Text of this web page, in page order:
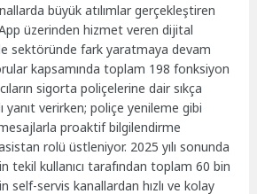
büyük atılımlar gerçekleştiren
üzerinden hizmet veren dijital
sektöründe fark yaratmaya devam
kapsamında toplam 198 fonksiyon
sigorta poliçelerine dair sıkça
yanıt verirken; poliçe yenileme gibi
proaktif bilgilendirme
rolü üstleniyor. 2025 yılı sonunda
tekil kullanıcı tarafından toplam 60 bin
self-servis kanallardan hızlı ve kolay